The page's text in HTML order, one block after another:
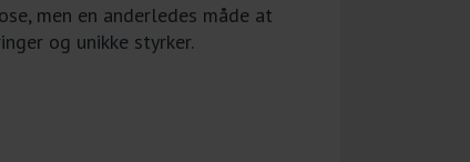
men en anderledes måde at
og unikke styrker.